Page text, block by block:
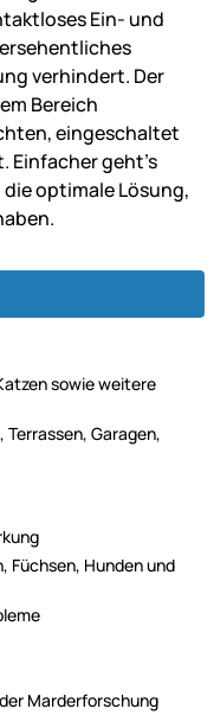
Ein- und
verhindert. Der
Bereich
eingeschaltet
Einfacher geht’s
optimale Lösung,
sowie weitere
Terrassen, Garagen,
Füchsen, Hunden und
Marderforschung